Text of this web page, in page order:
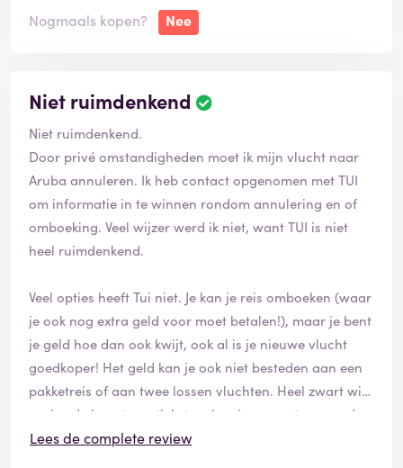
Nogmaals kopen?
Nee
Niet ruimdenkend
Niet ruimdenkend.
Door privé omstandigheden moet ik mijn vlucht naar
Aruba annuleren. Ik heb contact opgenomen met TUI
om informatie in te winnen rondom annulering en of
omboeking. Veel wijzer werd ik niet, want TUI is niet
heel ruimdenkend.
Veel opties heeft Tui niet. Je kan je reis omboeken (waar
je ook nog extra geld voor moet betalen!), maar je bent
je geld hoe dan ook kwijt, ook al is je nieuwe vlucht
goedkoper! Het geld kan je ook niet besteden aan een
pakketreis of aan twee lossen vluchten. Heel zwart wit
gezien. Je koopt een ticket en kan je om wat voor reden
niet gaan, dan heb je pech, je geld ben je hoe dan ook
Lees de complete review